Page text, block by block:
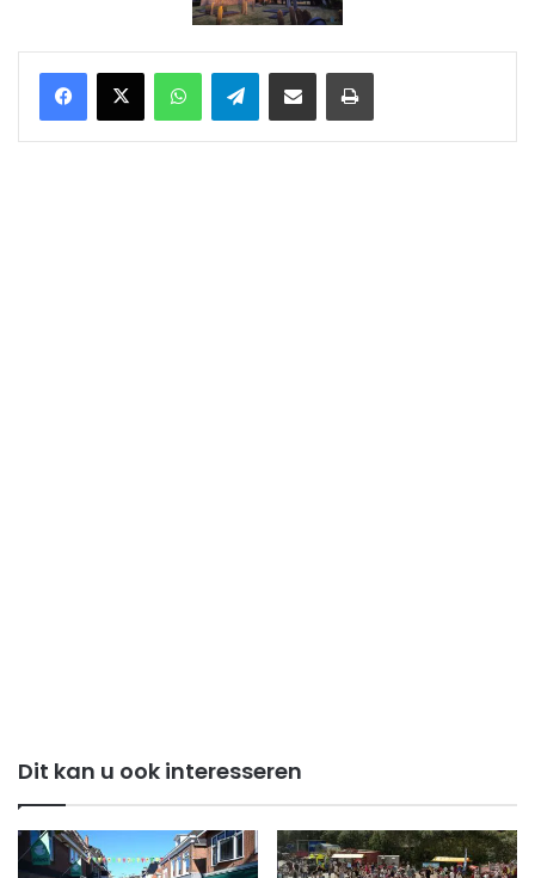
WhatsAppTelegramDelen via Email Print
Dit kan u ook interesseren